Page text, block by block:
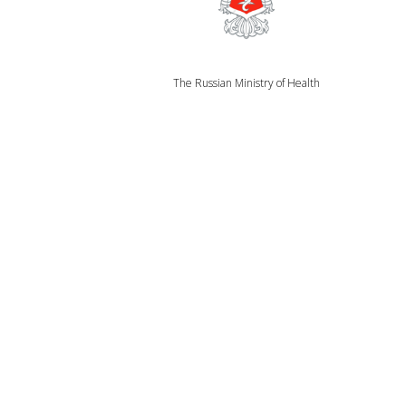
The Russian Ministry of Health